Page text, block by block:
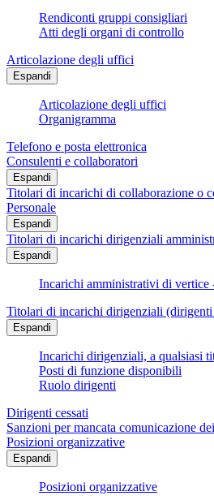
Rendiconti gruppi consigliari
Atti degli organi di controllo
Articolazione degli uffici
Espandi
Articolazione degli uffici
Organigramma
Telefono e posta elettronica
Consulenti e collaboratori
Espandi
Titolari di incarichi di collaborazione o
Personale
Espandi
Titolari di incarichi dirigenziali
Espandi
Incarichi amministrativi di vertice
Titolari di incarichi dirigenziali (dirigenti
Espandi
Incarichi dirigenziali, a qualsiasi
Posti di funzione disponibili
Ruolo dirigenti
Dirigenti cessati
Sanzioni per mancata comunicazione
Posizioni organizzative
Espandi
Posizioni organizzative